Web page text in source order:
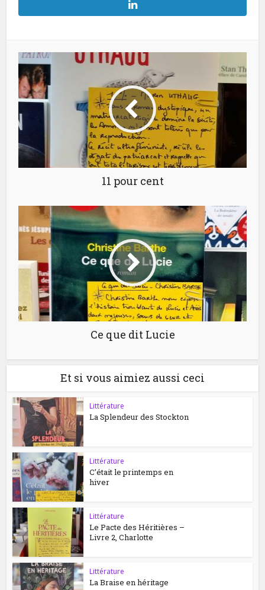
11 pour cent
Ce que dit Lucie
Et si vous aimiez aussi ceci
Littérature
La Splendeur des Stockton
Littérature
C’était le printemps en
hiver
Littérature
Le Pacte des Héritières –
Livre 2, Charlotte
Littérature
La Braise en héritage